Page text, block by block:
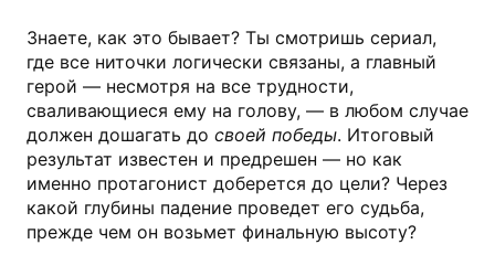
Знаете, как это бывает? Ты смотришь сериал,
где все ниточки логически связаны, а главный
герой — несмотря на все трудности,
сваливающиеся ему на голову, — в любом случае
должен дошагать до своей победы. Итоговый
результат известен и предрешен — но как
именно протагонист доберется до цели? Через
какой глубины падение проведет его судьба,
прежде чем он возьмет финальную высоту?